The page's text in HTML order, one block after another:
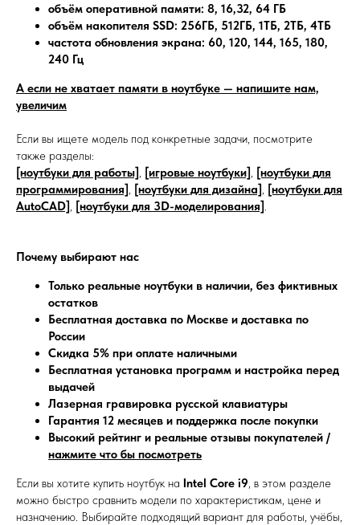
объём оперативной памяти: 8, 16,32, 64 ГБ
объём накопителя SSD: 256ГБ, 512ГБ, 1ТБ, 2ТБ, 4ТБ
частота обновления экрана: 60, 120, 144, 165, 180,
240 Гц
А если не хватает памяти в ноутбуке — напишите нам,
увеличим
Если вы ищете модель под конкретные задачи, посмотрите
также разделы:
[ноутбуки для работы], [игровые ноутбуки], [ноутбуки для
программирования], [ноутбуки для дизайна], [ноутбуки для
AutoCAD], [ноутбуки для 3D-моделирования].
Почему выбирают нас
Только реальные ноутбуки в наличии, без фиктивных
остатков
Бесплатная доставка по Москве и доставка по
России
Скидка 5% при оплате наличными
Бесплатная установка программ и настройка перед
выдачей
Лазерная гравировка русской клавиатуры
Гарантия 12 месяцев и поддержка после покупки
Высокий рейтинг и реальные отзывы покупателей /
нажмите что бы посмотреть
Если вы хотите купить ноутбук на Intel Core i9, в этом разделе
можно быстро сравнить модели по характеристикам, цене и
назначению. Выбирайте подходящий вариант для работы, учёбы,